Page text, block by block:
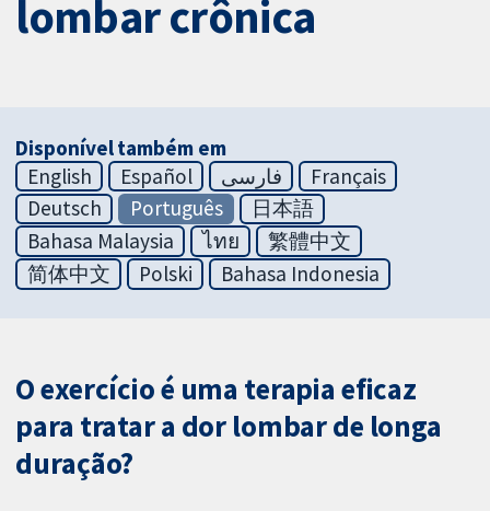
lombar crônica
Disponível também em
English
Español فارسی
Français
Deutsch
Português
日本語
Bahasa Malaysia
ไทย
繁體中文
简体中文
Polski Bahasa Indonesia
O exercício é uma terapia eficaz
para tratar a dor lombar de longa
duração?